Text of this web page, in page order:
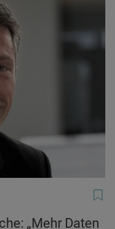
„Mehr Daten